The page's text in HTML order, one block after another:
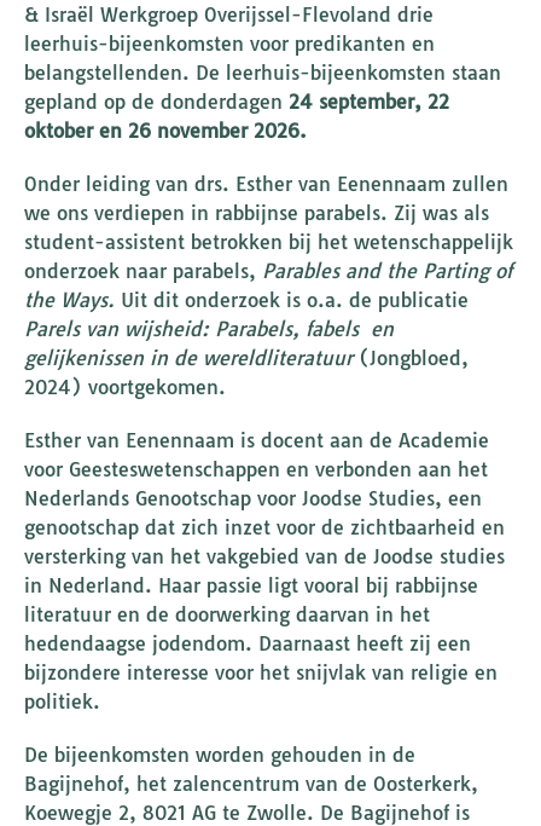
& Israël Werkgroep Overijssel-Flevoland drie
leerhuis-bijeenkomsten voor predikanten en
belangstellenden. De leerhuis-bijeenkomsten staan
gepland op de donderdagen 24 september, 22
oktober en 26 november 2026.
Onder leiding van drs. Esther van Eenennaam zullen
we ons verdiepen in rabbijnse parabels. Zij was als
student-assistent betrokken bij het wetenschappelijk
onderzoek naar parabels, Parables and the Parting of
the Ways. Uit dit onderzoek is o.a. de publicatie
Parels van wijsheid: Parabels, fabels en
gelijkenissen in de wereldliteratuur(Jongbloed,
2024) voortgekomen.
Esther van Eenennaam is docent aan de Academie
voor Geesteswetenschappen en verbonden aan het
Nederlands Genootschap voor Joodse Studies, een
genootschap dat zich inzet voor de zichtbaarheid en
versterking van het vakgebied van de Joodse studies
in Nederland. Haar passie ligt vooral bij rabbijnse
literatuur en de doorwerking daarvan in het
hedendaagse jodendom. Daarnaast heeft zij een
bijzondere interesse voor het snijvlak van religie en
politiek.
De bijeenkomsten worden gehouden in de
Bagijnehof, het zalencentrum van de Oosterkerk,
Koewegje 2, 8021 AG te Zwolle. De Bagijnehof is